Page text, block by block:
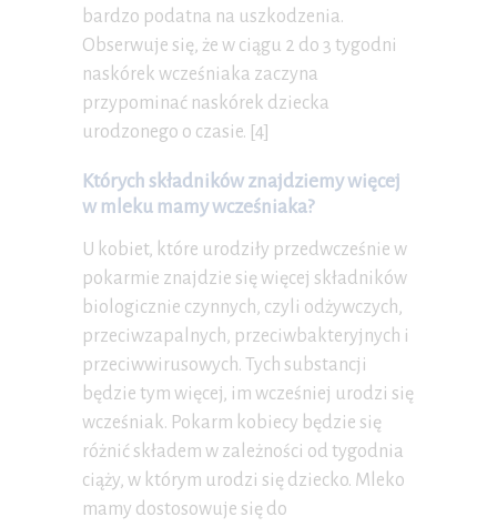
bardzo podatna na uszkodzenia.
Obserwuje się, że w ciągu 2 do 3 tygodni
naskórek wcześniaka zaczyna
przypominać naskórek dziecka
urodzonego o czasie. [4]
Których składników znajdziemy więcej
w mleku mamy wcześniaka?
U kobiet, które urodziły przedwcześnie w
pokarmie znajdzie się więcej składników
biologicznie czynnych, czyli odżywczych,
przeciwzapalnych, przeciwbakteryjnych i
przeciwwirusowych. Tych substancji
będzie tym więcej, im wcześniej urodzi się
wcześniak. Pokarm kobiecy będzie się
różnić składem w zależności od tygodnia
ciąży, w którym urodzi się dziecko. Mleko
mamy dostosowuje się do